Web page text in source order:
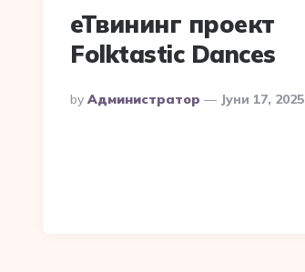
еТвининг проект
Folktastic Dances
Posted
By
By Администратор Јуни 17, 2025